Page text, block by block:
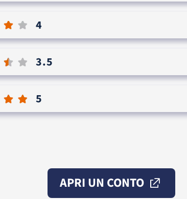
4
3.5
5
APRI UN CONTO